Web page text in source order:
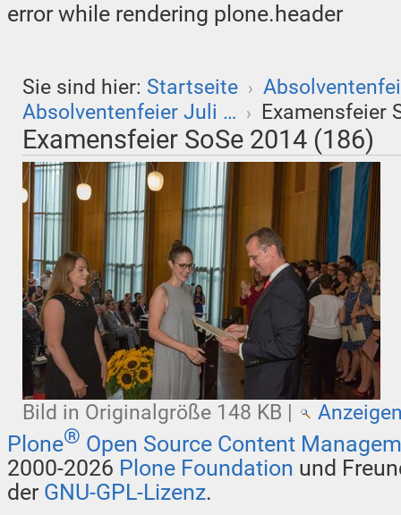
error while rendering plone.header
Sie sind hier: Startseite ›
Absolventenfeier Juli … › Examensfeier
Examensfeier SoSe 2014 (186)
Bild in Originalgröße 148 KB |
Plone® Open Source Content
2000-2026 Plone Foundation und
der GNU-GPL-Lizenz.